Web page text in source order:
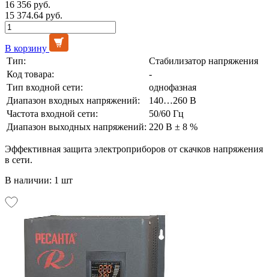
16 356 руб.
15 374.64 руб.
В корзину
Тип:
Стабилизатор напряжения
Код товара:
-
Тип входной сети:
однофазная
Диапазон входных напряжений:
140…260 В
Частота входной сети:
50/60 Гц
Диапазон выходных напряжений: 220 В ± 8 %
Эффективная защита электроприборов от скачков напряжения
в сети.
В наличии: 1 шт